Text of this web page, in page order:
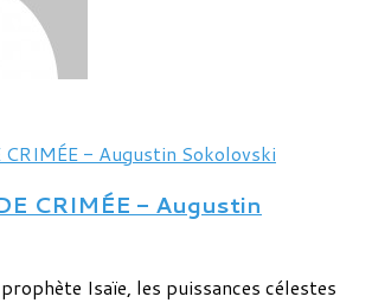
CRIMÉE - Augustin
Isaïe, les puissances célestes